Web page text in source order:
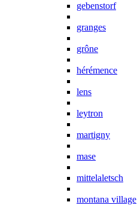
gebenstorf
granges
grône
hérémence
lens
leytron
martigny
mase
mittelaletsch
montana village